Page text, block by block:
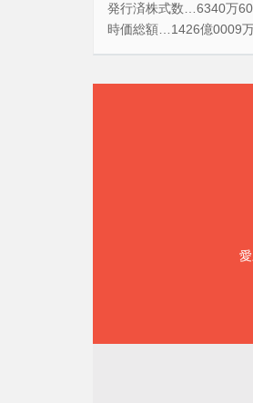
発行済株式数…6340万
時価総額…1426億0009